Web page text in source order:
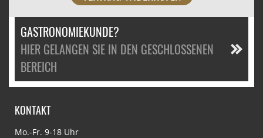
GASTRONOMIEKUNDE?
HIER GELANGEN SIE IN DEN GESCHLOSSENEN
BEREICH
KONTAKT
Mo.-Fr. 9-18 Uhr